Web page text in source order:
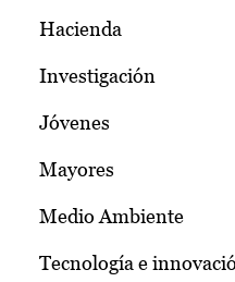
Hacienda
Investigación
Jóvenes
Mayores
Medio Ambiente
Tecnología e